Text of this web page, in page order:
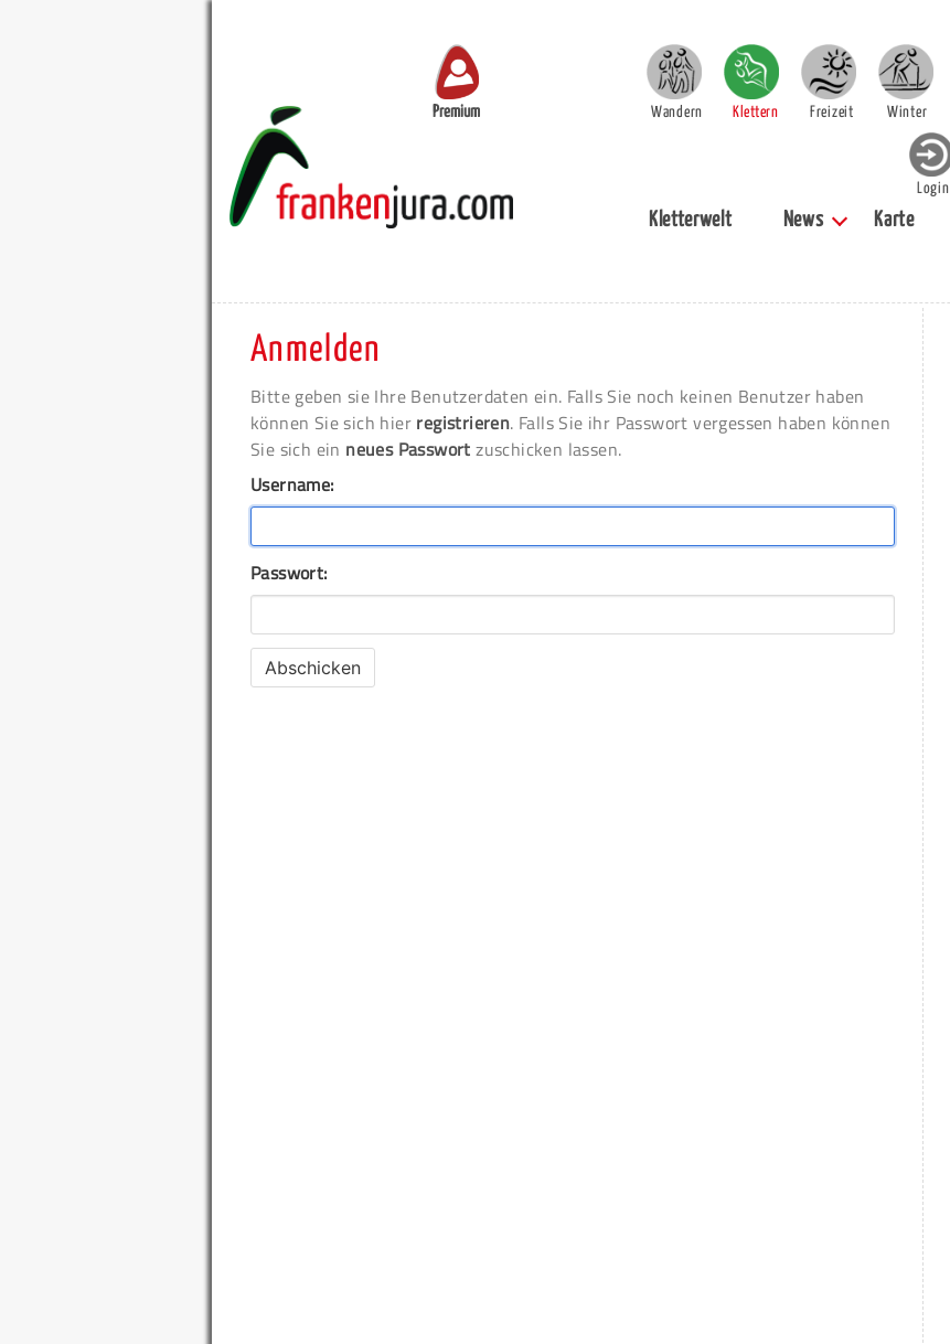
Premium Wandern Klettern Freizeit Winter
Login
Kletterwelt News Karte
Anmelden
Bitte geben sie Ihre Benutzerdaten ein. Falls Sie noch keinen Benutzer haben
können Sie sich hier registrieren. Falls Sie ihr Passwort vergessen haben können
Sie sich ein neues Passwort zuschicken lassen.
Username:
Passwort: